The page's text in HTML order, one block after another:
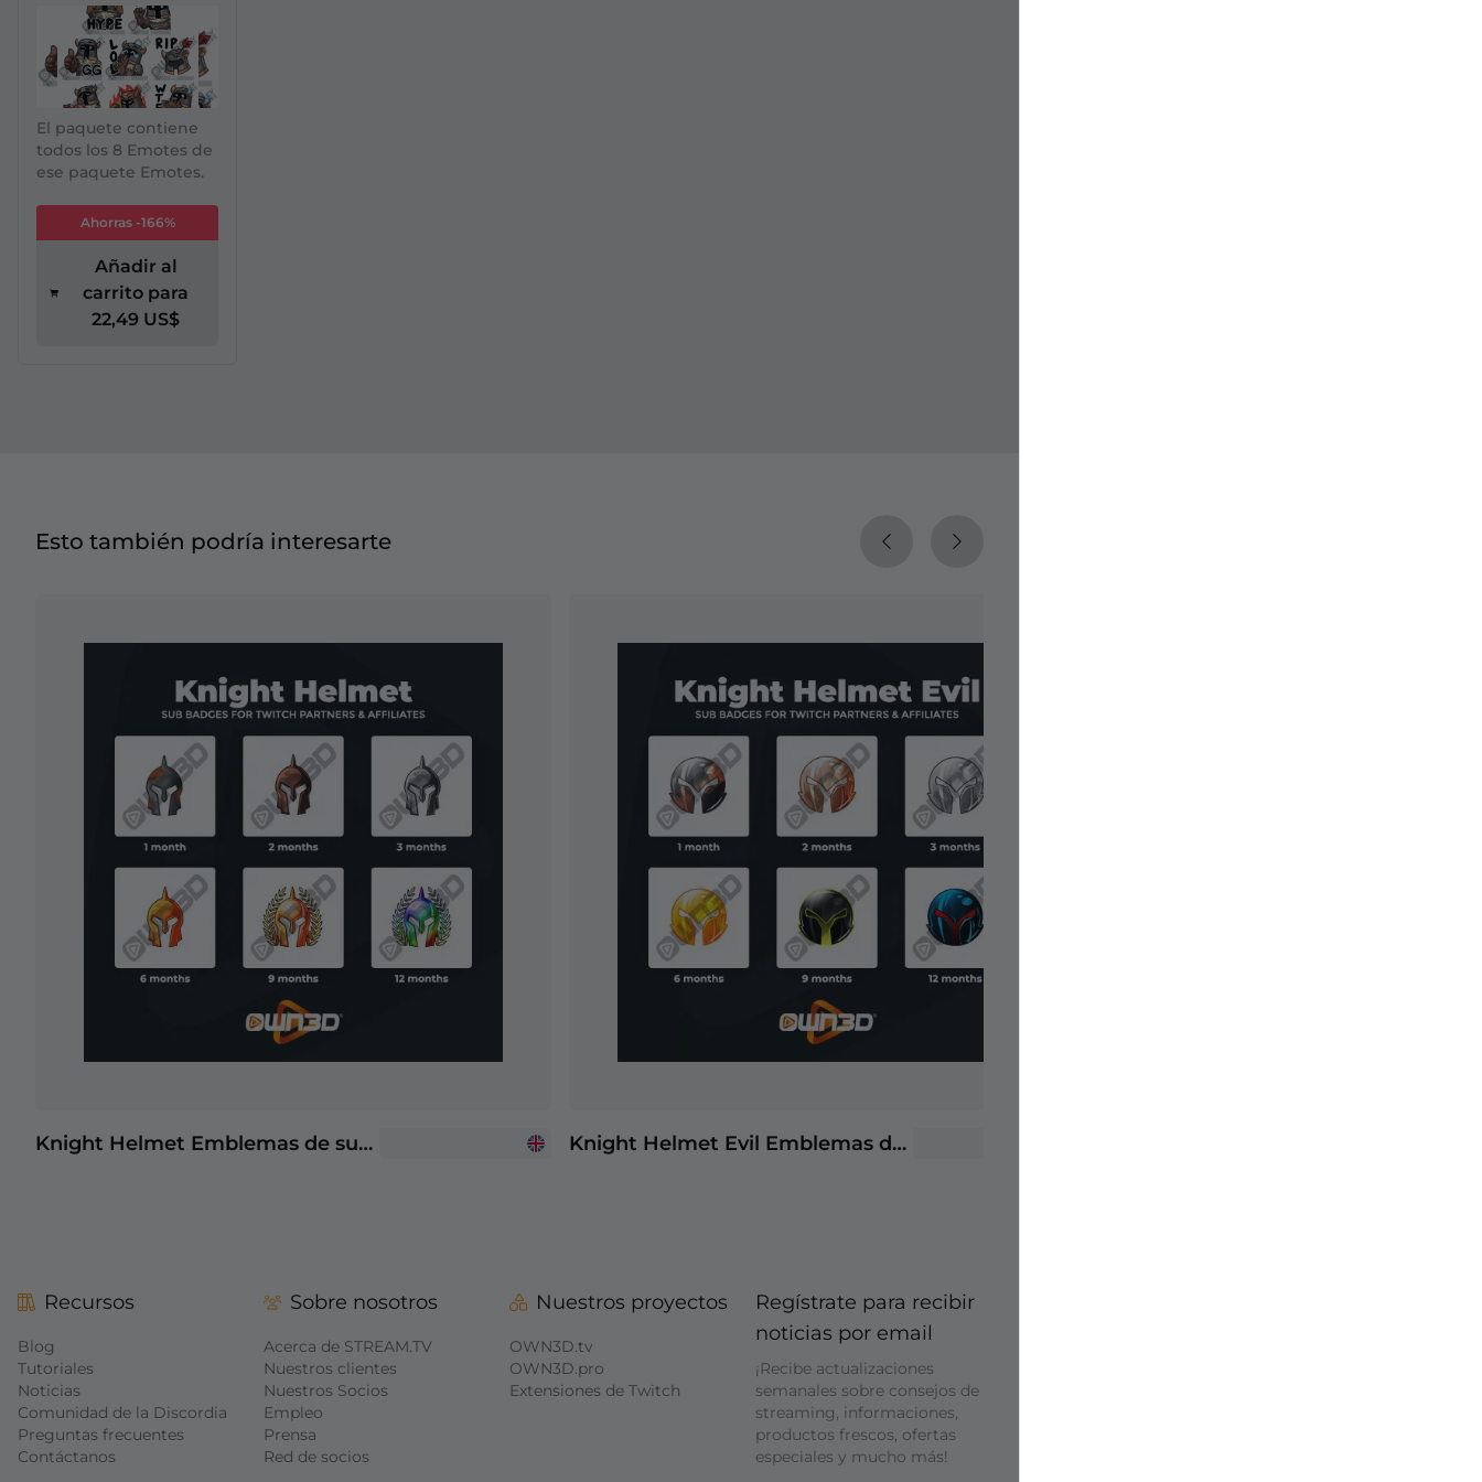
El paquete contiene
todos los 8 Emotes de
ese paquete Emotes.
Ahorras -166%
Añadir al
carrito para
22,49 US$
Esto también podría interesarte
Knight Helmet Emblemas de suscriptores de Twitch Knight Helmet Evil Emblemas de suscriptores de Twitch
Recursos
Blog
Tutoriales
Noticias
Comunidad de la Discordia
Preguntas frecuentes
Contáctanos
Sobre nosotros
Acerca de STREAM.TV
Nuestros clientes
Nuestros Socios
Empleo
Prensa
Red de socios
Nuestros proyectos
OWN3D.tv
OWN3D.pro
Extensiones de Twitch
Regístrate para recibir
noticias por email
¡Recibe actualizaciones
semanales sobre consejos de
streaming, informaciones,
productos frescos, ofertas
especiales y mucho más!